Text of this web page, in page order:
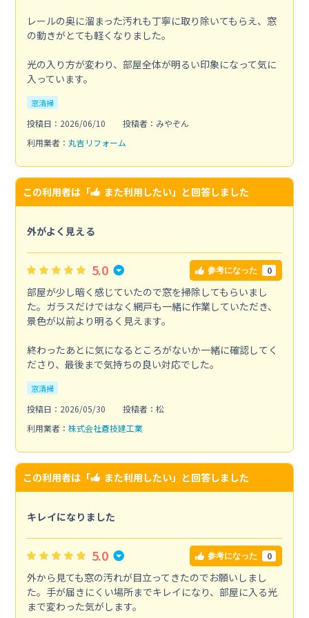
レールの奥に溜まった汚れも丁寧に取り除いてもらえ、窓
の動きがとても軽くなりました。
光の入り方が変わり、部屋全体が明るい印象になって気に
入っています。
窓清掃
投稿日：2026/06/10
投稿者：みやぞん
利用業者： 丸吉リフォーム
この利用者は「 また利用したい」と回答しました
外がよく見える
5.0 参考になった 0
部屋が少し暗く感じていたので窓を掃除してもらいまし
た。ガラスだけではなく網戸も一緒に作業していただき、
景色が以前より明るく見えます。
終わったあとに気になるところがないか一緒に確認してく
ださり、最後まで気持ちの良い対応でした。
窓清掃
投稿日：2026/05/30
投稿者：松
利用業者： 株式会社蒼技建工業
この利用者は「 また利用したい」と回答しました
キレイになりました
5.0 参考になった 0
外から見ても窓の汚れが目立ってきたのでお願いしまし
た。手が届きにくい場所までキレイになり、部屋に入る光
まで変わった気がします。